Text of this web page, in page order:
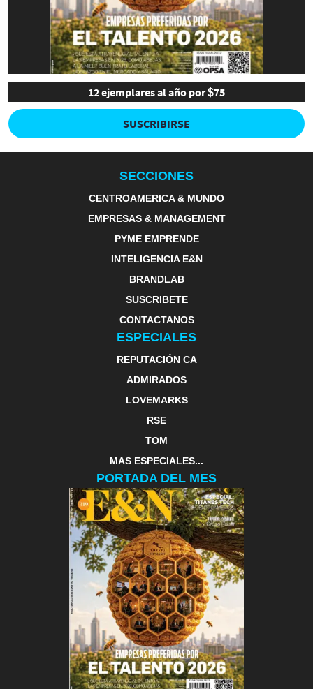
12 ejemplares al año por $75
SUSCRIBIRSE
SECCIONES
CENTROAMERICA & MUNDO
EMPRESAS & MANAGEMENT
PYME EMPRENDE
INTELIGENCIA E&N
BRANDLAB
SUSCRIBETE
CONTACTANOS
ESPECIALES
REPUTACIÓN CA
ADMIRADOS
LOVEMARKS
RSE
TOM
MAS ESPECIALES...
PORTADA DEL MES